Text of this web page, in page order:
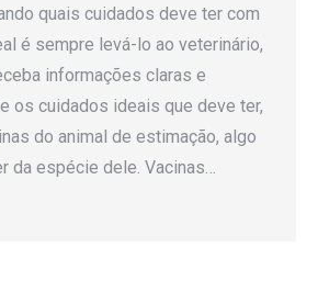
quais cuidados deve ter com
é sempre levá-lo ao veterinário,
informações claras e
os cuidados ideais que deve ter,
do animal de estimação, algo
da espécie dele. Vacinas…